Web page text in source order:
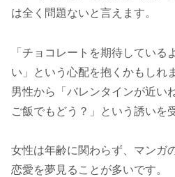
は全く問題ないと言えます。
「チョコレートを期待している
い」という心配を抱くかもしれ
男性から「バレンタインが近い
ご飯でもどう？」という誘いを
女性は年齢に関わらず、マンガ
恋愛を夢見ることが多いです。